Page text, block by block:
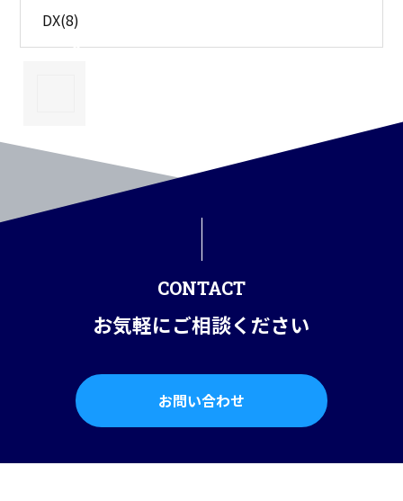
DX(8)
×
CONTACT
お気軽にご相談ください
お問い合わせ